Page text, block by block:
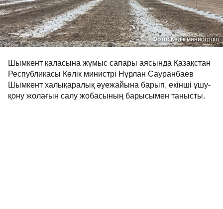
Фото:Көлік министрлігі
Шымкент қаласына жұмыс сапары аясында Қазақстан
Республикасы Көлік министрі Нұрлан Сауранбаев
Шымкент халықаралық әуежайына барып, екінші ұшу-
қону жолағын салу жобасының барысымен танысты.